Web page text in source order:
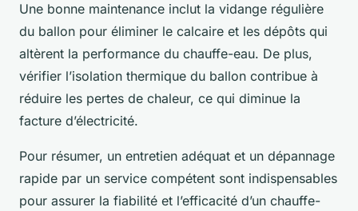
Une bonne maintenance inclut la vidange régulière
du ballon pour éliminer le calcaire et les dépôts qui
altèrent la performance du chauffe-eau. De plus,
vérifier l’isolation thermique du ballon contribue à
réduire les pertes de chaleur, ce qui diminue la
facture d’électricité.
Pour résumer, un entretien adéquat et un dépannage
rapide par un service compétent sont indispensables
pour assurer la fiabilité et l’efficacité d’un chauffe-